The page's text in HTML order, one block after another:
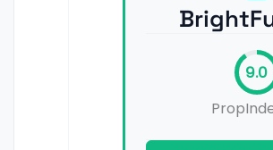
9.0